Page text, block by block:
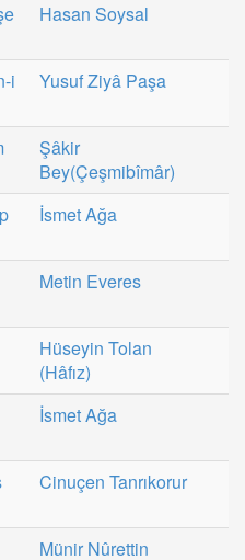
Hasan Soysal
i
Yusuf Ziyâ Paşa
Şâkir
Bey(Çeşmibîmâr)
İsmet Ağa
Metin Everes
Hüseyin Tolan
(Hâfız)
İsmet Ağa
Cinuçen Tanrıkorur
Münir Nûrettin